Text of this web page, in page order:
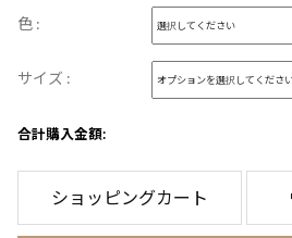
色 :
サイズ :
合計購入金額:
ショッピングカート